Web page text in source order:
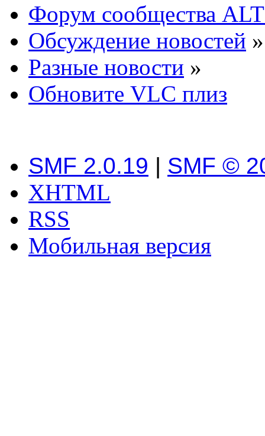
Форум сообщества
Обсуждение новостей »
Разные новости »
Обновите VLC плиз
SMF 2.0.19 | SMF ©
XHTML
RSS
Мобильная версия